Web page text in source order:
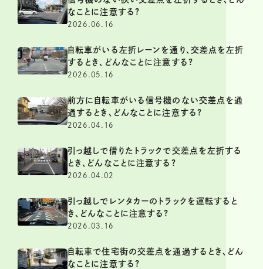
なことに注意する?
2026.06.16
自転車がいる左折レーンを通り、交差点を左折
するとき、どんなことに注意する?
2026.05.16
前方に自転車がいる信号機のない交差点を通
過するとき、どんなことに注意する?
2026.04.16
引っ越しで借りたトラックで交差点を左折する
とき、どんなことに注意する?
2026.04.02
引っ越しでレンタカーのトラックを運転すると
き、どんなことに注意する?
2026.03.16
自転車で住宅街の交差点を通過するとき、どん
なことに注意する?